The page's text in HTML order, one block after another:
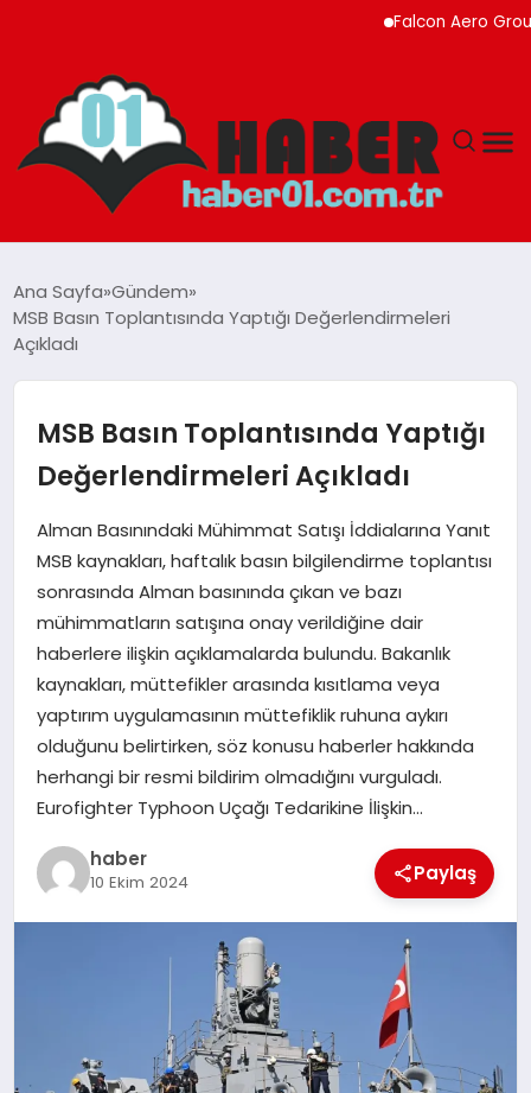
Falcon Aero Group,
ADANA
MAGAZIN
TEKNOLOJI
Ana Sayfa Gündem
MSB Basın Toplantısında Yaptığı Değerlendirmeleri
Açıkladı
MSB Basın Toplantısında Yaptığı
Değerlendirmeleri Açıkladı
Alman Basınındaki Mühimmat Satışı İddialarına Yanıt
MSB kaynakları, haftalık basın bilgilendirme toplantısı
sonrasında Alman basınında çıkan ve bazı
mühimmatların satışına onay verildiğine dair
haberlere ilişkin açıklamalarda bulundu. Bakanlık
kaynakları, müttefikler arasında kısıtlama veya
yaptırım uygulamasının müttefiklik ruhuna aykırı
olduğunu belirtirken, söz konusu haberler hakkında
herhangi bir resmi bildirim olmadığını vurguladı.
Eurofighter Typhoon Uçağı Tedarikine İlişkin…
haber
10 Ekim 2024 Paylaş